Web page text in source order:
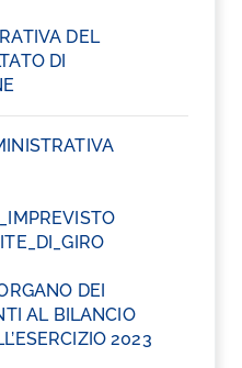
DEL
DI
DEI
AL BILANCIO
2023